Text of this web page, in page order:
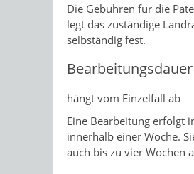
Die Gebühren für die
legt das zuständige
selbständig fest.
Bearbeitungsdauer
hängt vom Einzelfall ab
Eine Bearbeitung erfolgt
innerhalb einer Woche.
auch bis zu vier Wochen